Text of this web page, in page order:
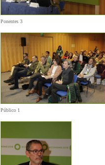
Ponentes 3
Público 1